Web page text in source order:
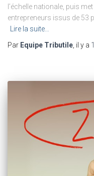
l’échelle nationale, puis
entrepreneurs issus de 53
Lire la suite…
Par Equipe Tributile , il y a